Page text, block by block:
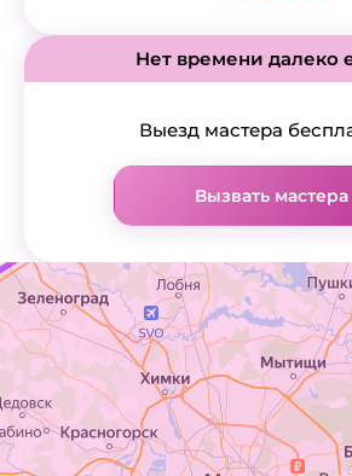
Нет времени далеко
Выезд мастера
Вызвать мастера